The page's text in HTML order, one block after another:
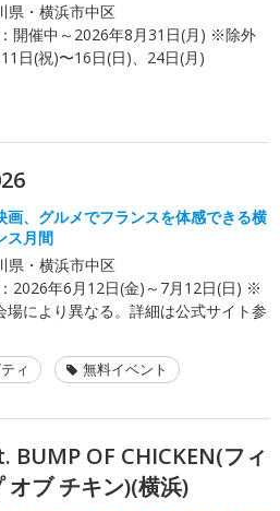
県・横浜市中区
開催中～2026年8月31日(月) ※除外
日(祝)〜16日(日)、24日(月)
画、グルメでフランスを体感できる横
ス月間
県・横浜市中区
2026年6月12日(金)～7月12日(日) ※
場により異なる。詳細は公式サイト参
ィ 無料イベント
OF CHICKEN(フィ
オブ チキン)(横浜)